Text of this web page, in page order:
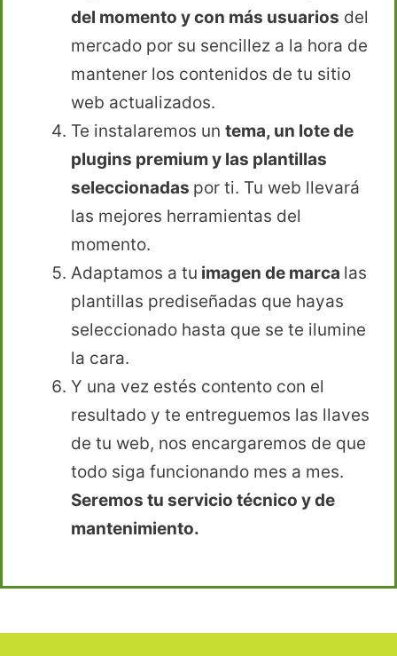
del momento y con más usuarios del
mercado por su sencillez a la hora de
mantener los contenidos de tu sitio
web actualizados.
Te instalaremos un tema, un lote de
plugins premium y las plantillas
seleccionadas por ti. Tu web llevará
las mejores herramientas del
momento.
Adaptamos a tu imagen de marca las
plantillas prediseñadas que hayas
seleccionado hasta que se te ilumine
la cara.
Y una vez estés contento con el
resultado y te entreguemos las llaves
de tu web, nos encargaremos de que
todo siga funcionando mes a mes.
Seremos tu servicio técnico y de
mantenimiento.